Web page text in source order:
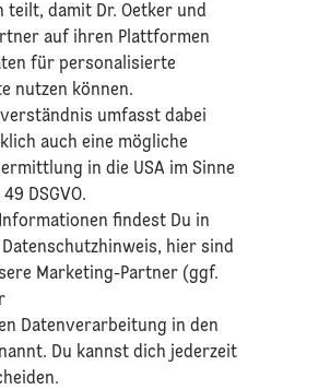
teilt, damit Dr. Oetker und
auf ihren Plattformen
für personalisierte
nutzen können.
umfasst dabei
auch eine mögliche
in die USA im Sinne
DSGVO.​
findest Du in
Datenschutzhinweis, hier sind
Marketing-Partner (ggf.
Datenverarbeitung in den
Du kannst dich jederzeit